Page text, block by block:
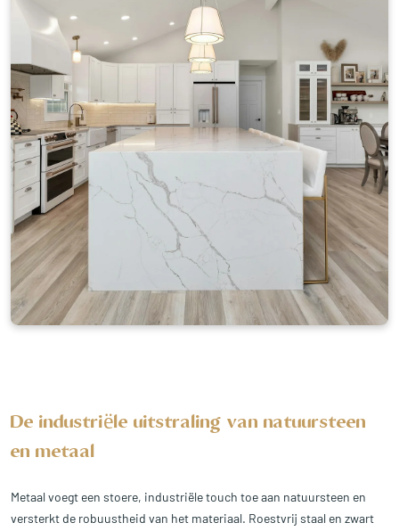
De industriële uitstraling van natuursteen
en metaal
Metaal voegt een stoere, industriële touch toe aan natuursteen en
versterkt de robuustheid van het materiaal. Roestvrij staal en zwart